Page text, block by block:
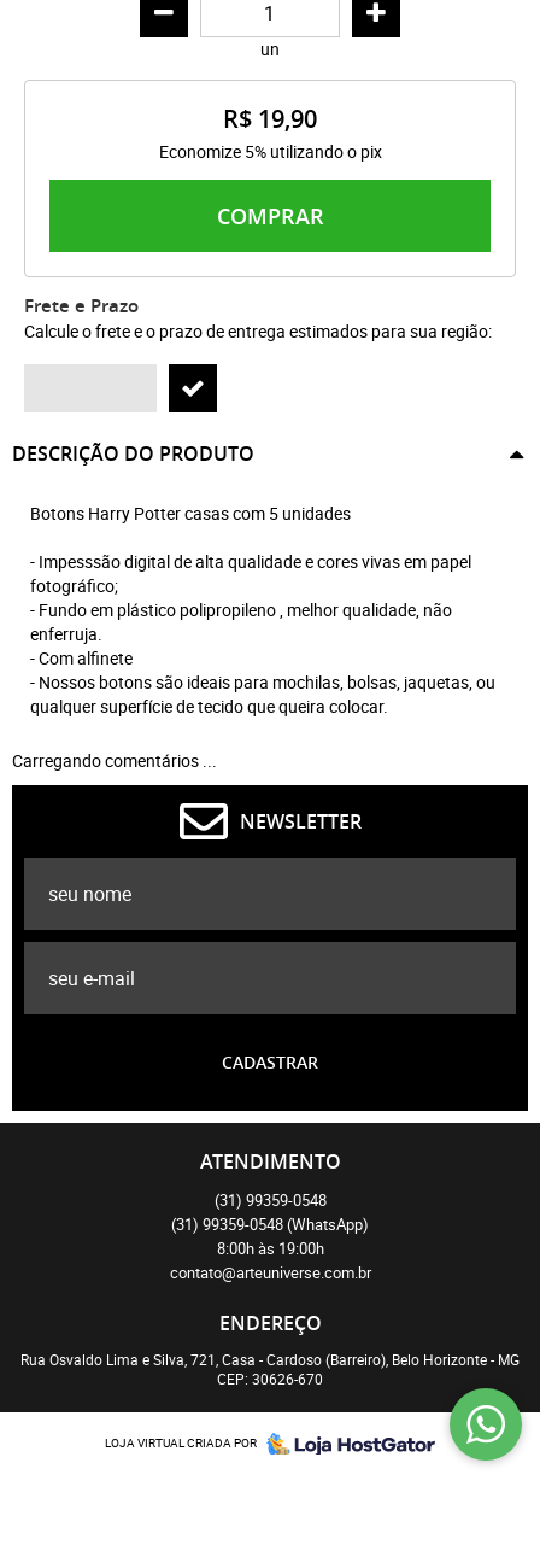
un
R$ 19,90
Economize 5% utilizando o pix
COMPRAR
Frete e Prazo
Calcule o frete e o prazo de entrega estimados para sua região:
DESCRIÇÃO DO PRODUTO
Botons Harry Potter casas com 5 unidades
- Impesssão digital de alta qualidade e cores vivas em papel
fotográfico;
- Fundo em plástico polipropileno , melhor qualidade, não
enferruja.
- Com alfinete
- Nossos botons são ideais para mochilas, bolsas, jaquetas, ou
qualquer superfície de tecido que queira colocar.
Carregando comentários ...
NEWSLETTER
CADASTRAR
ATENDIMENTO
(31) 99359-0548
(31) 99359-0548(WhatsApp)
8:00h às 19:00h
contato@arteuniverse.com.br
ENDEREÇO
Rua Osvaldo Lima e Silva, 721, Casa -Cardoso (Barreiro), Belo Horizonte- MG
CEP: 30626-670
LOJA VIRTUAL CRIADA POR